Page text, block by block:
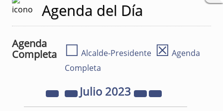
Agenda del Día
Agenda
Completa
☐ Alcalde-Presidente ☒ Agenda
Completa
Julio 2023